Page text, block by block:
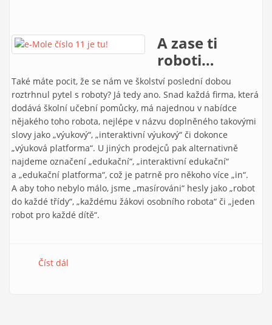
A zase ti
roboti…
Také máte pocit, že se nám ve školství poslední dobou
roztrhnul pytel s roboty? Já tedy ano. Snad každá firma, která
dodává školní učební pomůcky, má najednou v nabídce
nějakého toho robota, nejlépe v názvu doplněného takovými
slovy jako „výukový“, „interaktivní výukový“ či dokonce
„výuková platforma“. U jiných prodejců pak alternativně
najdeme označení „edukační“, „interaktivní edukační“
a „edukační platforma“, což je patrně pro někoho více „in“.
A aby toho nebylo málo, jsme „masírováni“ hesly jako „robot
do každé třídy“, „každému žákovi osobního robota“ či „jeden
robot pro každé dítě“.
Číst dál